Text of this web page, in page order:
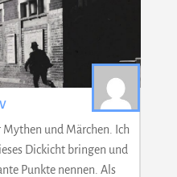
und Märchen. Ich
Dickicht bringen und
Punkte nennen. Als